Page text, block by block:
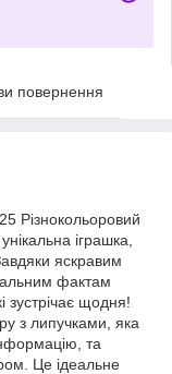
повернення
Різнокольоровий
іграшка,
яскравим
фактам
зустрічає щодня!
з липучками, яка
та
Це ідеальне